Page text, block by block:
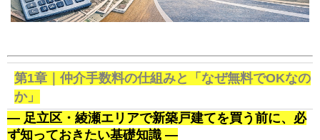
第1章｜仲介手数料の仕組みと「なぜ無料でOKなの
か」
― 足立区・綾瀬エリアで新築戸建てを買う前に、必
ず知っておきたい基礎知識 ―